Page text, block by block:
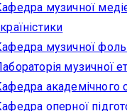
музичної
музичної
музичної
академічного
оперної